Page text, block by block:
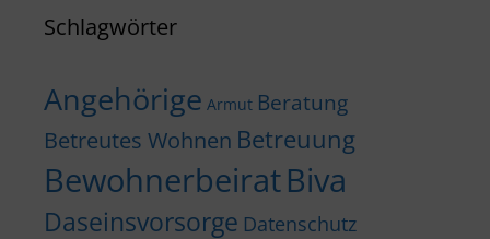
Schlagwörter
Angehörige Armut Beratung
Betreutes Wohnen Betreuung
BewohnerbeiratBiva
Daseinsvorsorge Datenschutz